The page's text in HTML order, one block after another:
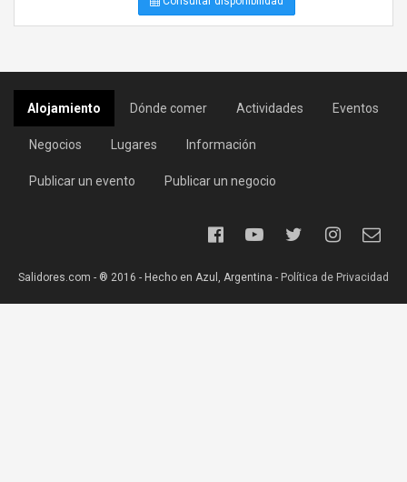
Alojamiento Dónde comer Actividades Eventos
Negocios Lugares Información
Publicar un evento Publicar un negocio
Salidores.com - ® 2016 - Hecho en Azul, Argentina - Política de Privacidad